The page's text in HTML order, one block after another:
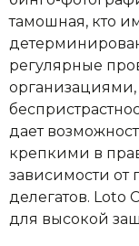
тамошная, кто
регулярные
организациями,
дает
крепкими в
зависимости от
делегатов. Loto
для высокой